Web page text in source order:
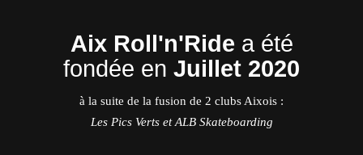
Aix Roll'n'Ride a été
fondée en Juillet 2020
à la suite de la fusion de 2 clubs Aixois :
Les Pics Verts et ALB Skateboarding